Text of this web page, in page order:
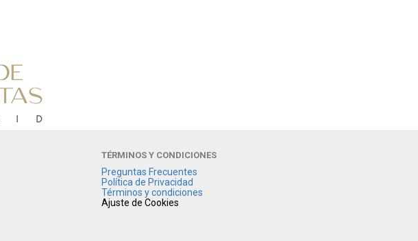
TÉRMINOS Y CONDICIONES
Preguntas Frecuentes
Política de Privacidad
Términos y condiciones
Ajuste de Cookies